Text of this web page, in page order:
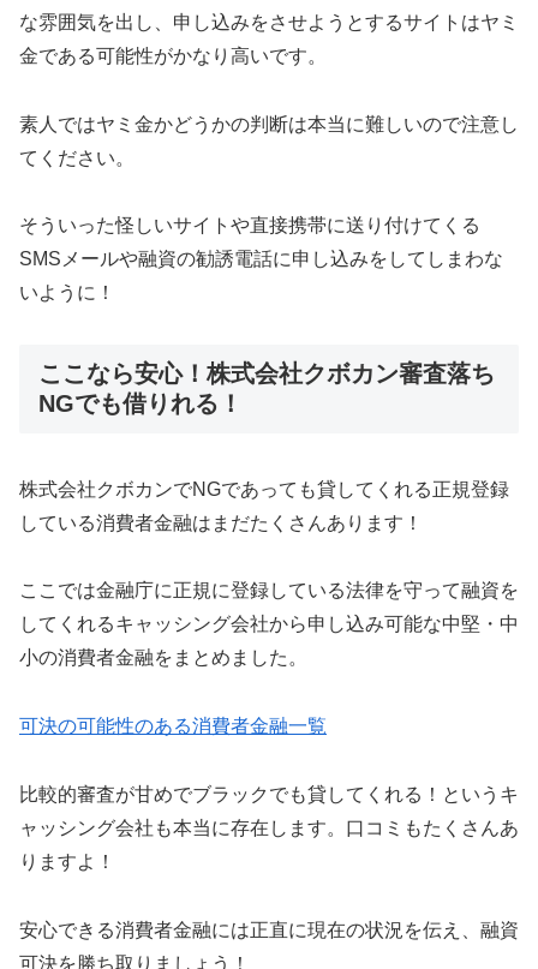
な雰囲気を出し、申し込みをさせようとするサイトはヤミ
金である可能性がかなり高いです。
素人ではヤミ金かどうかの判断は本当に難しいので注意し
てください。
そういった怪しいサイトや直接携帯に送り付けてくる
SMSメールや融資の勧誘電話に申し込みをしてしまわな
いように！
ここなら安心！株式会社クボカン審査落ち
NGでも借りれる！
株式会社クボカンでNGであっても貸してくれる正規登録
している消費者金融はまだたくさんあります！
ここでは金融庁に正規に登録している法律を守って融資を
してくれるキャッシング会社から申し込み可能な中堅・中
小の消費者金融をまとめました。
可決の可能性のある消費者金融一覧
比較的審査が甘めでブラックでも貸してくれる！というキ
ャッシング会社も本当に存在します。口コミもたくさんあ
りますよ！
安心できる消費者金融には正直に現在の状況を伝え、融資
可決を勝ち取りましょう！